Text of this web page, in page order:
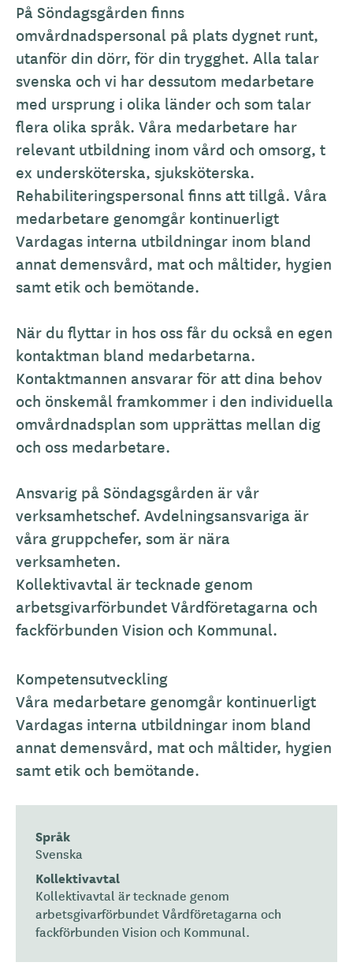
På Söndagsgården finns
omvårdnadspersonal på plats dygnet runt,
utanför din dörr, för din trygghet. Alla talar
svenska och vi har dessutom medarbetare
med ursprung i olika länder och som talar
flera olika språk. Våra medarbetare har
relevant utbildning inom vård och omsorg, t
ex undersköterska, sjuksköterska.
Rehabiliteringspersonal finns att tillgå. Våra
medarbetare genomgår kontinuerligt
Vardagas interna utbildningar inom bland
annat demensvård, mat och måltider, hygien
samt etik och bemötande.
När du flyttar in hos oss får du också en egen
kontaktman bland medarbetarna.
Kontaktmannen ansvarar för att dina behov
och önskemål framkommer i den individuella
omvårdnadsplan som upprättas mellan dig
och oss medarbetare.
Ansvarig på Söndagsgården är vår
verksamhetschef. Avdelningsansvariga är
våra gruppchefer, som är nära
verksamheten.
Kollektivavtal är tecknade genom
arbetsgivarförbundet Vårdföretagarna och
fackförbunden Vision och Kommunal.
Kompetensutveckling
Våra medarbetare genomgår kontinuerligt
Vardagas interna utbildningar inom bland
annat demensvård, mat och måltider, hygien
samt etik och bemötande.
Språk
Svenska
Kollektivavtal
Kollektivavtal är tecknade genom
arbetsgivarförbundet Vårdföretagarna och
fackförbunden Vision och Kommunal.